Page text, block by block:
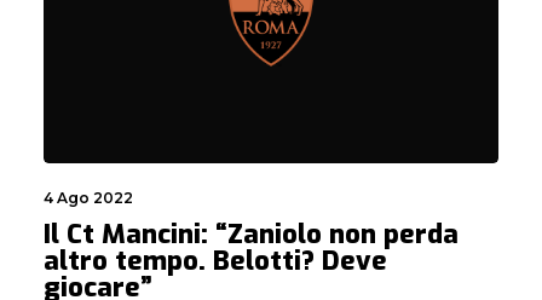
4 Ago 2022
Il Ct Mancini: “Zaniolo non perda
altro tempo. Belotti? Deve
giocare”